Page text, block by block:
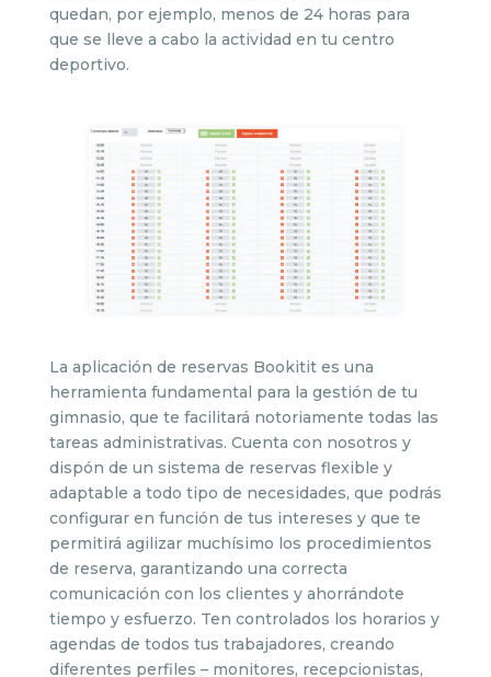
quedan, por ejemplo, menos de 24 horas para
que se lleve a cabo la actividad en tu centro
deportivo.
La aplicación de reservas Bookitit es una
herramienta fundamental para la gestión de tu
gimnasio, que te facilitará notoriamente todas las
tareas administrativas. Cuenta con nosotros y
dispón de un sistema de reservas flexible y
adaptable a todo tipo de necesidades, que podrás
configurar en función de tus intereses y que te
permitirá agilizar muchísimo los procedimientos
de reserva, garantizando una correcta
comunicación con los clientes y ahorrándote
tiempo y esfuerzo. Ten controlados los horarios y
agendas de todos tus trabajadores, creando
diferentes perfiles – monitores, recepcionistas,